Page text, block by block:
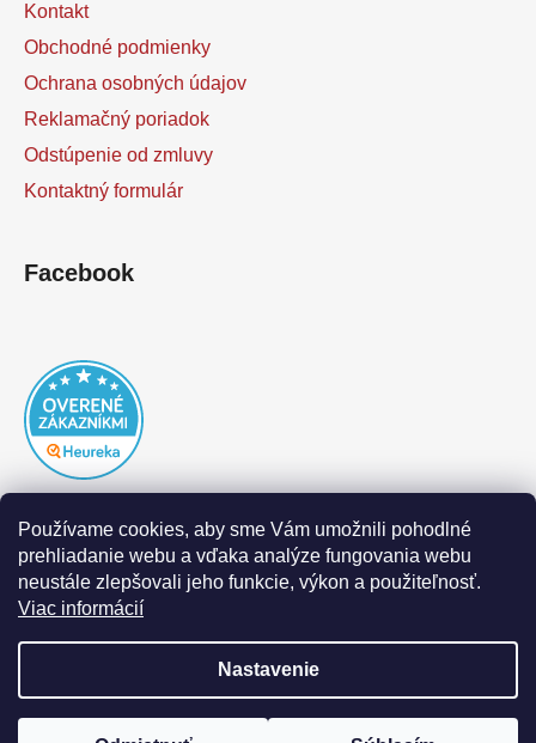
Používame cookies, aby sme Vám umožnili pohodlné
prehliadanie webu a vďaka analýze fungovania webu
neustále zlepšovali jeho funkcie, výkon a použiteľnosť.
Viac informácií
Nastavenie
Kontakt
Obchodné podmienky
Ochrana osobných údajov
Reklamačný poriadok
Odstúpenie od zmluvy
Kontaktný formulár
Facebook
|Realizoval Appgrade